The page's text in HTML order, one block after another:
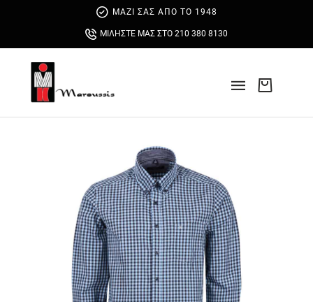
ΜΑΖΙ ΣΑΣ ΑΠΟ ΤΟ 1948
ΜΙΛΗΣΤΕ ΜΑΣ ΣΤΟ 210 380 8130